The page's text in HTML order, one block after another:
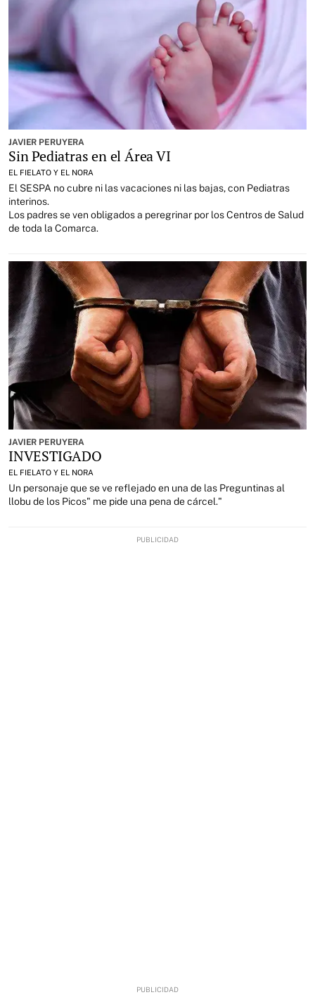
JAVIER PERUYERA
Sin Pediatras en el Área VI
EL FIELATO Y EL NORA
El SESPA no cubre ni las vacaciones ni las bajas, con Pediatras
interinos.
Los padres se ven obligados a peregrinar por los Centros de Salud
de toda la Comarca.
JAVIER PERUYERA
INVESTIGADO
EL FIELATO Y EL NORA
Un personaje que se ve reflejado en una de las Preguntinas al
llobu de los Picos" me pide una pena de cárcel."